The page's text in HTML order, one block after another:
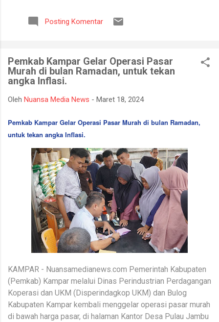
yang digelar di Lapangan Upacara Komplek Perkantoran
Terpadu (KPT) Tanjung Senai, Kabupaten Ogan Ilir, Selasa
bencana asap akibat kebakaran hutan dan lahan yang kerap
terjadi pada musim kemarau. Apel dan gladi lapangan diikuti
oleh unsur TNI, Polri, BPBD, Manggala Agni, Dinas Pemadam
Kebakaran, instansi pemerintah daerah, relawan, serta berbagai
mendapatkan gambaran mengenai mekanisme penanganan
Karhutla, mulai dari koordinasi antarinstansi, pengerahan
Posting Komentar
Pemkab Kampar Gelar Operasi Pasar
Murah di bulan Ramadan, untuk tekan
angka Inflasi.
Oleh Nuansa Media News - Maret 18, 2024
Pemkab Kampar Gelar Operasi Pasar Murah di bulan Ramadan,
untuk tekan angka Inflasi.
KAMPAR - Nuansamedianews.com Pemerintah Kabupaten
(Pemkab) Kampar melalui Dinas Perindustrian Perdagangan
Koperasi dan UKM (Disperindagkop UKM) dan Bulog
Kabupaten Kampar kembali menggelar operasi pasar murah
di bawah harga pasar, di halaman Kantor Desa Pulau Jambu